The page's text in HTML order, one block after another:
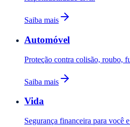
Saiba mais
Automóvel
Proteção contra colisão, roubo,
Saiba mais
Vida
Segurança financeira para você